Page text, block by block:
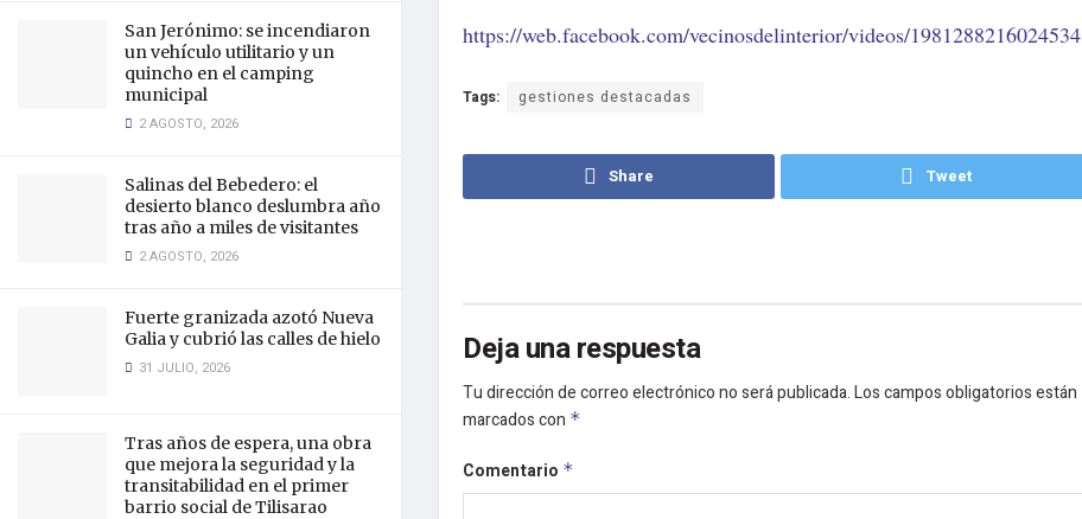
San Jerónimo: se incendiaron
un vehículo utilitario y un
quincho en el camping
municipal
2 AGOSTO, 2026
Salinas del Bebedero: el
desierto blanco deslumbra año
tras año a miles de visitantes
2 AGOSTO, 2026
Fuerte granizada azotó Nueva
Galia y cubrió las calles de hielo
31 JULIO, 2026
Tras años de espera, una obra
que mejora la seguridad y la
transitabilidad en el primer
barrio social de Tilisarao
https://web.facebook.com/vecinosdelinterior/videos/1981288216024534
Tags: gestiones destacadas
Share Tweet
Deja una respuesta
Tu dirección de correo electrónico no será publicada.Los campos obligatorios están
marcados con *
Comentario *